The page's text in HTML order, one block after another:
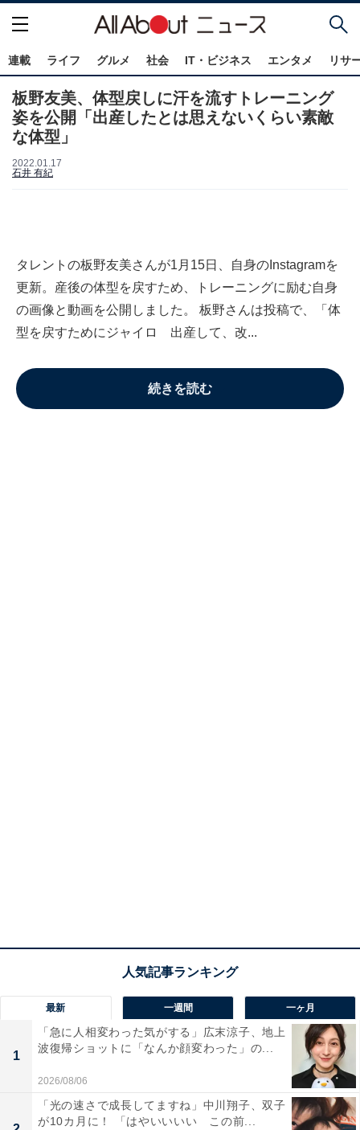
連載 ライフ グルメ 社会 IT・ビジネス エンタメ リサ
板野友美、体型戻しに汗を流すトレーニング
姿を公開「出産したとは思えないくらい素敵
な体型」
2022.01.17
石井 有紀
タレントの板野友美さんが1月15日、自身のInstagramを
更新。産後の体型を戻すため、トレーニングに励む自身
の画像と動画を公開しました。 板野さんは投稿で、「体
型を戻すためにジャイロ 出産して、改...
続きを読む
最新 一週間 一ヶ月
1
「急に人相変わった気がする」広末涼子、地上
波復帰ショットに「なんか顔変わった」の...
2026/08/06
「光の速さで成長してますね」中川翔子、双子
が10カ月に！ 「はやいいいい この前...